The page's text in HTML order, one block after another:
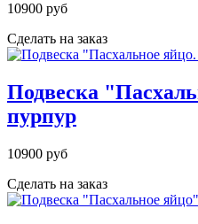
10900 руб
Сделать на заказ
Подвеска
пурпур
10900 руб
Сделать на заказ